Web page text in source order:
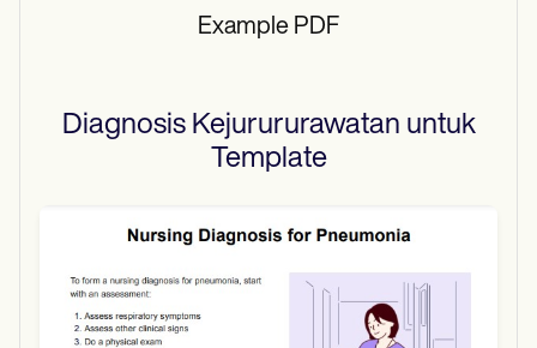
Example PDF
Diagnosis Kejurururawatan untuk
Template